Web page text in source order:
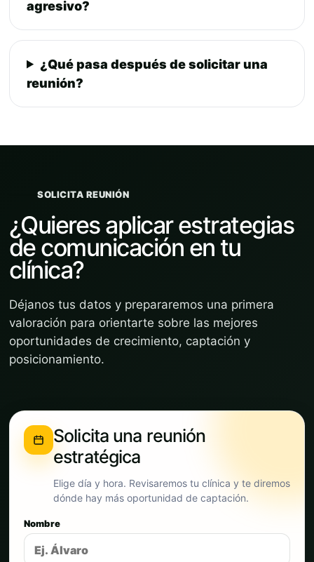
agresivo?
¿Qué pasa después de solicitar una
reunión?
SOLICITA REUNIÓN
¿Quieres aplicar estrategias
de comunicación en tu
clínica?
Déjanos tus datos y prepararemos una primera
valoración para orientarte sobre las mejores
oportunidades de crecimiento, captación y
posicionamiento.
Solicita una reunión
estratégica
Elige día y hora. Revisaremos tu clínica y te diremos
dónde hay más oportunidad de captación.
Nombre